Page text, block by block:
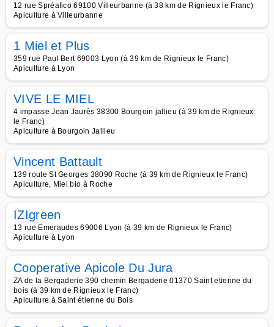
12 rue Spréafico 69100 Villeurbanne (à 38 km de Rignieux le Franc)
Apiculture à Villeurbanne
1 Miel et Plus
359 rue Paul Bert 69003 Lyon (à 39 km de Rignieux le Franc)
Apiculture à Lyon
VIVE LE MIEL
4 impasse Jean Jaurès 38300 Bourgoin jallieu (à 39 km de Rignieux
le Franc)
Apiculture à Bourgoin Jallieu
Vincent Battault
139 route St Georges 38090 Roche (à 39 km de Rignieux le Franc)
Apiculture, Miel bio à Roche
IZIgreen
13 rue Emeraudes 69006 Lyon (à 39 km de Rignieux le Franc)
Apiculture à Lyon
Cooperative Apicole Du Jura
ZA de la Bergaderie 390 chemin Bergaderie 01370 Saint etienne du
bois (à 39 km de Rignieux le Franc)
Apiculture à Saint étienne du Bois